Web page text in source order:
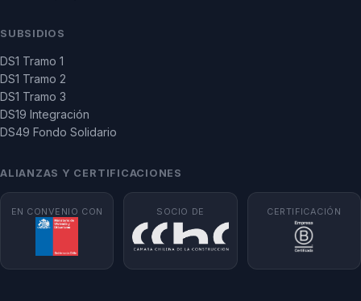
SUBSIDIOS
DS1 Tramo 1
DS1 Tramo 2
DS1 Tramo 3
DS19 Integración
DS49 Fondo Solidario
ALIANZAS Y CERTIFICACIONES
EN CONVENIO CON SOCIO DE CERTIFICACIÓN